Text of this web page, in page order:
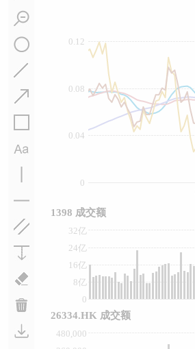
0
0.04
0.08
0.12
0
8亿
16亿
24亿
32亿
480,000
1398 成交额
26334.HK 成交额